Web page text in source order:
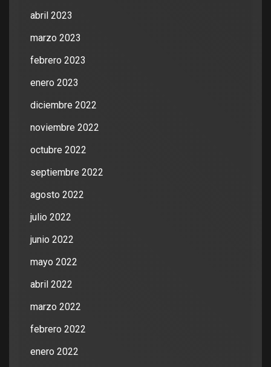
abril 2023
marzo 2023
febrero 2023
enero 2023
diciembre 2022
noviembre 2022
octubre 2022
septiembre 2022
agosto 2022
julio 2022
junio 2022
mayo 2022
abril 2022
marzo 2022
febrero 2022
enero 2022